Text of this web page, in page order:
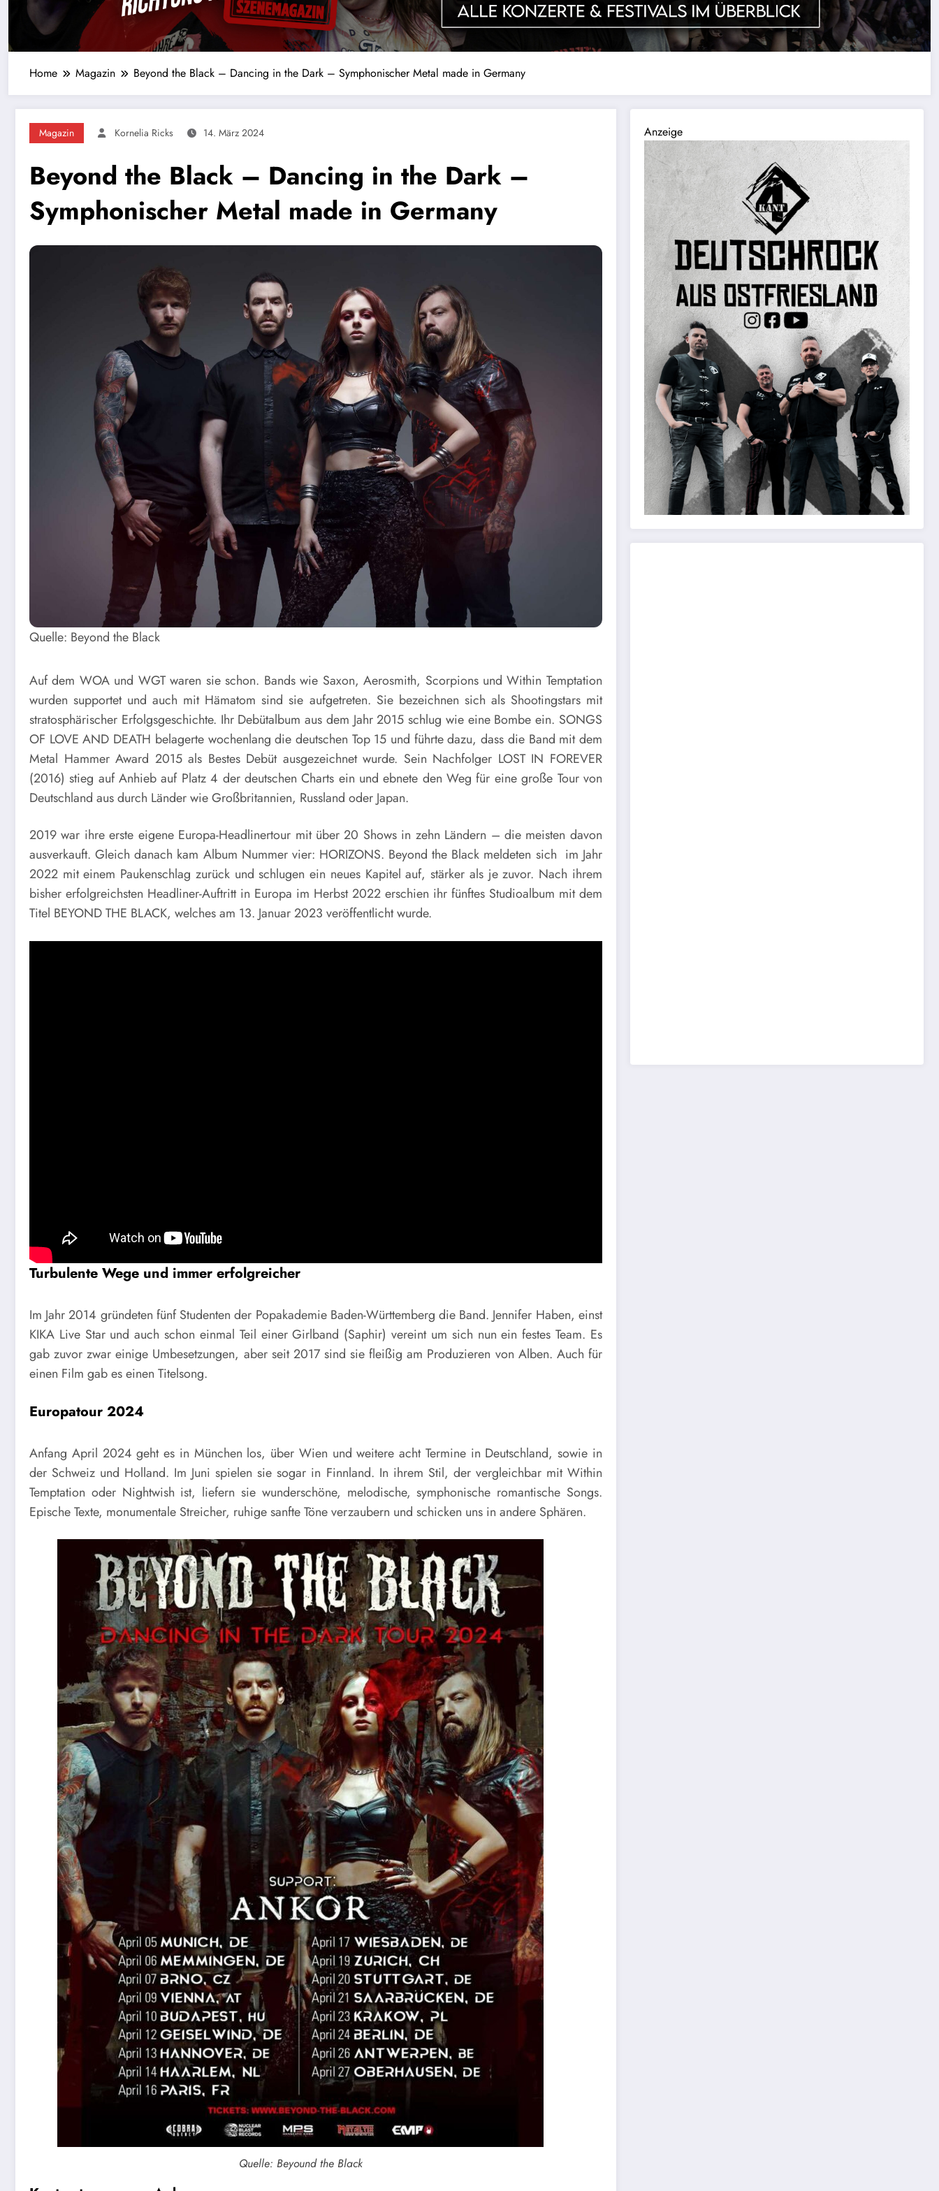
Home Magazin Beyond the Black – Dancing in the Dark – Symphonischer Metal made in Germany
Magazin Kornelia Ricks 14. März 2024
Beyond the Black – Dancing in the Dark –
Symphonischer Metal made in Germany
Quelle: Beyond the Black
Auf dem WOA und WGT waren sie schon. Bands wie Saxon, Aerosmith, Scorpions und Within Temptation
wurden supportet und auch mit Hämatom sind sie aufgetreten. Sie bezeichnen sich als Shootingstars mit
stratosphärischer Erfolgsgeschichte. Ihr Debütalbum aus dem Jahr 2015 schlug wie eine Bombe ein. SONGS
OF LOVE AND DEATH belagerte wochenlang die deutschen Top 15 und führte dazu, dass die Band mit dem
Metal Hammer Award 2015 als Bestes Debüt ausgezeichnet wurde. Sein Nachfolger LOST IN FOREVER
(2016) stieg auf Anhieb auf Platz 4 der deutschen Charts ein und ebnete den Weg für eine große Tour von
Deutschland aus durch Länder wie Großbritannien, Russland oder Japan.
2019 war ihre erste eigene Europa-Headlinertour mit über 20 Shows in zehn Ländern – die meisten davon
ausverkauft. Gleich danach kam Album Nummer vier: HORIZONS. Beyond the Black meldeten sich im Jahr
2022 mit einem Paukenschlag zurück und schlugen ein neues Kapitel auf, stärker als je zuvor. Nach ihrem
bisher erfolgreichsten Headliner-Auftritt in Europa im Herbst 2022 erschien ihr fünftes Studioalbum mit dem
Titel BEYOND THE BLACK, welches am 13. Januar 2023 veröffentlicht wurde.
Turbulente Wege und immer erfolgreicher
Im Jahr 2014 gründeten fünf Studenten der Popakademie Baden-Württemberg die Band. Jennifer Haben, einst
KIKA Live Star und auch schon einmal Teil einer Girlband (Saphir) vereint um sich nun ein festes Team. Es
gab zuvor zwar einige Umbesetzungen, aber seit 2017 sind sie fleißig am Produzieren von Alben. Auch für
einen Film gab es einen Titelsong.
Europatour 2024
Anfang April 2024 geht es in München los, über Wien und weitere acht Termine in Deutschland, sowie in
der Schweiz und Holland. Im Juni spielen sie sogar in Finnland. In ihrem Stil, der vergleichbar mit Within
Temptation oder Nightwish ist, liefern sie wunderschöne, melodische, symphonische romantische Songs.
Epische Texte, monumentale Streicher, ruhige sanfte Töne verzaubern und schicken uns in andere Sphären.
Quelle: Beyound the Black
Anzeige